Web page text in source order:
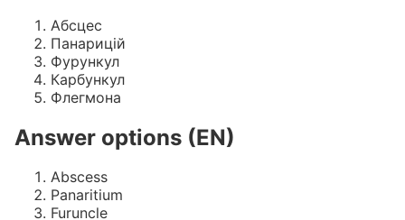
Абсцес
Панарицій
Фурункул
Карбункул
Флегмона
Answer options (EN)
Abscess
Panaritium
Furuncle